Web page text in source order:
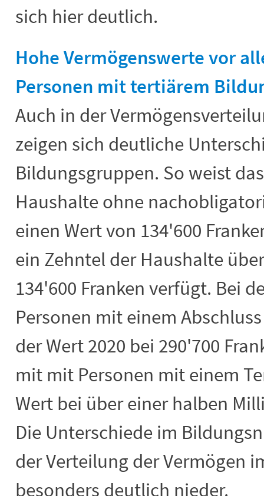
sich hier deutlich.
Hohe Vermögenswerte vor
Personen mit tertiärem
Auch in der
zeigen sich deutliche
Bildungsgruppen. So weist
Haushalte ohne
einen Wert von 134'600
ein Zehntel der Haushalte
134'600 Franken verfügt. Bei
Personen mit einem
der Wert 2020 bei 290'700
mit mit Personen mit einem
Wert bei über einer halben
Die Unterschiede im
der Verteilung der Vermögen
besonders deutlich nieder.